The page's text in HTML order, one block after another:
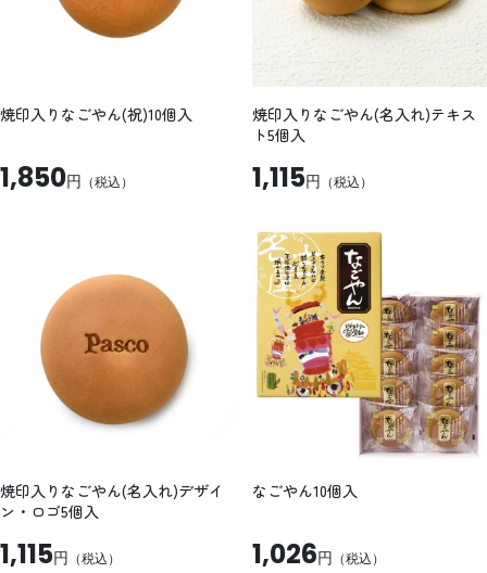
焼印入りなごやん(祝)10個入
1,850円 （税込）
焼印入りなごやん(名入れ)テキス
ト5個入
1,115円 （税込）
焼印入りなごやん(名入れ)デザイ
ン・ロゴ5個入
1,115円 （税込）
なごやん10個入
1,026円 （税込）